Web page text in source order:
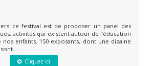
ce festival est de proposer un panel des
activités qui existent autour de l’éducation
enfants. 150 exposants, dont une dizaine
Cliquez ici